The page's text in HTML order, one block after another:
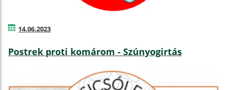
14.06.2023
Postrek proti komárom - Szúnyogirtás